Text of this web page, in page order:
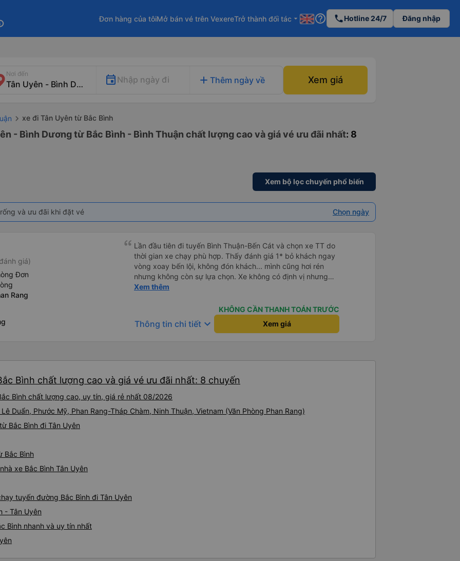
Đơn hàng của tôiMở bán vé trên VexereTrở thành đối tác arrow_drop_down help_outline phoneHotline 24/7 Đăng nhập
Nơi đến
Nhập ngày đi add Thêm ngày về Xem giá
xe đi Tân Uyên từ Bắc Bình
- Bình Dương từ Bắc Bình - Bình Thuận chất lượng cao và giá vé ưu đãi nhất: 8
Xem bộ lọc chuyến phổ biến
và ưu đãi khi đặt vé Chọn ngày
giá)
Đơn
Rang
Lần đầu tiên đi tuyến Bình Thuận-Bến Cát và chọn xe TT do
thời gian xe chạy phù hợp. Thấy đánh giá 1* bỏ khách ngay
vòng xoay bến lội, không đón khách... mình cũng hơi rén
nhưng không còn sự lựa chọn. Xe không có định vị nhưng
chạy đúng giờ, lệch có vài phút. Tài xế, phụ xe thân thiện,
nắp, nên hơi lạnh cứ phà phà. Điểm 10 cho chất lượng. Sẽ đi
Xem thêm
KHÔNG CẦN THANH TOÁN TRƯỚC
Thông tin chi tiết keyboard_arrow_down Xem giá
Bình chất lượng cao và giá vé ưu đãi nhất: 8 chuyến
Bình chất lượng cao, uy tín, giá rẻ nhất 08/2026
Duẩn, Phước Mỹ, Phan Rang-Tháp Chàm, Ninh Thuận, Vietnam (Văn Phòng Phan Rang)
Bắc Bình đi Tân Uyên
Bắc Bình
xe Bắc Bình Tân Uyên
tuyến đường Bắc Bình đi Tân Uyên
- Tân Uyên
Bình nhanh và uy tín nhất